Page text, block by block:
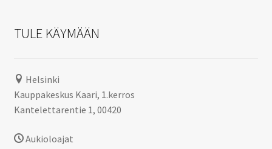
TULE KÄYMÄÄN
Helsinki
Kauppakeskus Kaari, 1.kerros
Kantelettarentie 1, 00420
Aukioloajat